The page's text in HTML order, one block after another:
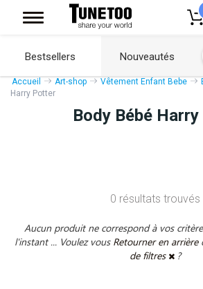
Bestsellers Nouveautés
Accueil Art-shop Vêtement Enfant Bebe
Harry Potter
Body Bébé
0 résultats trouvés
Aucun produit ne correspond à vos
l'instant ... Voulez vous Retourner en arrière
de filtres
?